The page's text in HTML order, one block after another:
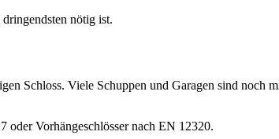
nötig ist.
Schloss. Viele Schuppen und Garagen sind noch
Vorhängeschlösser nach EN 12320.